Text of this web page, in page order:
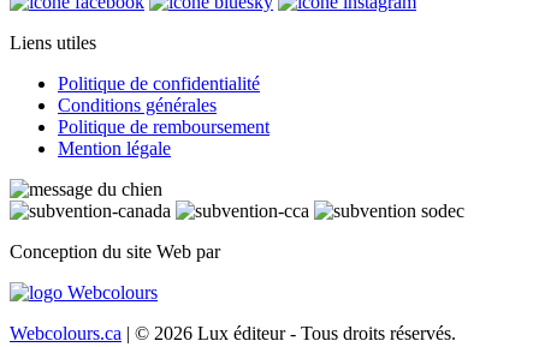
Liens utiles
Politique de confidentialité
Conditions générales
Politique de remboursement
Mention légale
Conception du site Web par
Webcolours.ca | © 2026 Lux éditeur - Tous droits réservés.